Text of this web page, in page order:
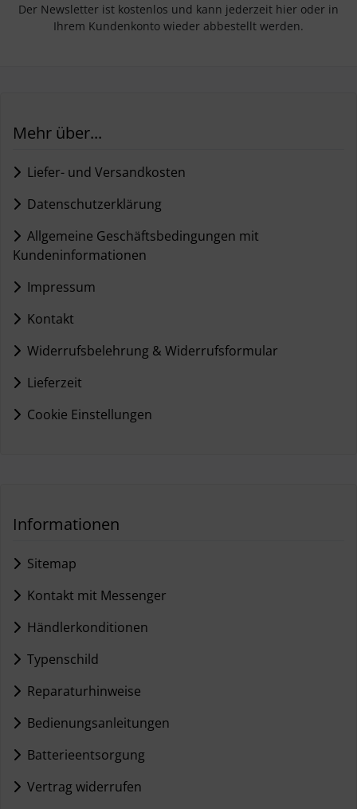
Der Newsletter ist kostenlos und kann jederzeit hier oder in
Ihrem Kundenkonto wieder abbestellt werden.
Mehr über...
Liefer- und Versandkosten
Datenschutzerklärung
Allgemeine Geschäftsbedingungen mit
Kundeninformationen
Impressum
Kontakt
Widerrufsbelehrung & Widerrufsformular
Lieferzeit
Cookie Einstellungen
Informationen
Sitemap
Kontakt mit Messenger
Händlerkonditionen
Typenschild
Reparaturhinweise
Bedienungsanleitungen
Batterieentsorgung
Vertrag widerrufen